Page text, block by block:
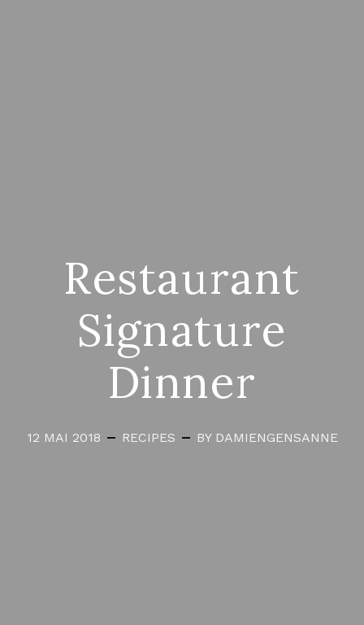
Restaurant
Signature
Dinner
12 MAI 2018 RECIPES BY DAMIENGENSANNE